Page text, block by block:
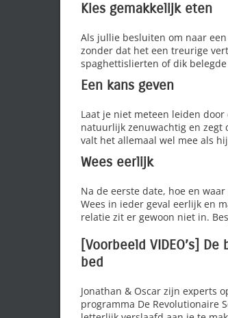
Kies gemakkelijk eten
Als jullie besluiten om naar
zonder dat het een treurige
spaghettislierten of dik
Een kans geven
Laat je niet meteen leiden
natuurlijk zenuwachtig en zegt
valt het allemaal wel mee als
Wees eerlijk
Na de eerste date, hoe en
Wees in ieder geval eerlijk en
relatie zit er gewoon niet in.
[Voorbeeld VIDEO’s]
bed
Jonathan & Oscar zijn experts
programma De Revolutionaire